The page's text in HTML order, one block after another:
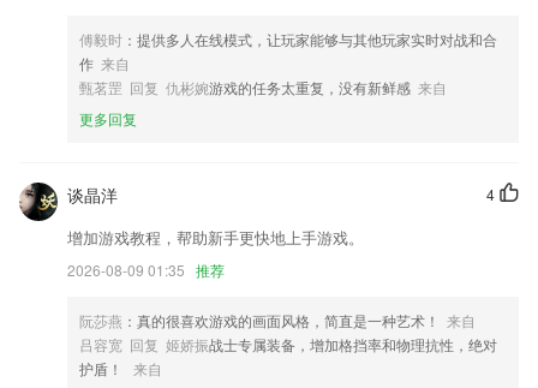
傅毅时 ：提供多人在线模式，让玩家能够与其他玩家实时对战和合
作 来自
甄茗罡 回复 仇彬婉游戏的任务太重复，没有新鲜感 来自
更多回复
4
谈晶洋
增加游戏教程，帮助新手更快地上手游戏。
2026-08-09 01:35 推荐
阮莎燕 ：真的很喜欢游戏的画面风格，简直是一种艺术！
来自
吕容宽 回复 姬娇振战士专属装备，增加格挡率和物理抗性，绝对
护盾！
来自